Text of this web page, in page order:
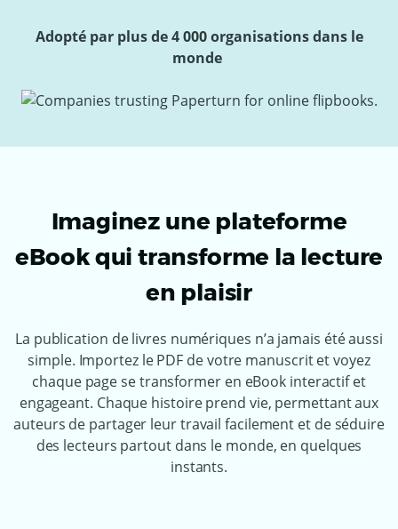
Adopté par plus de 4 000 organisations dans le
monde
Imaginez une plateforme
eBook qui transforme la lecture
en plaisir
La publication de livres numériques n’a jamais été aussi
simple. Importez le PDF de votre manuscrit et voyez
chaque page se transformer en eBook interactif et
engageant. Chaque histoire prend vie, permettant aux
auteurs de partager leur travail facilement et de séduire
des lecteurs partout dans le monde, en quelques
instants.